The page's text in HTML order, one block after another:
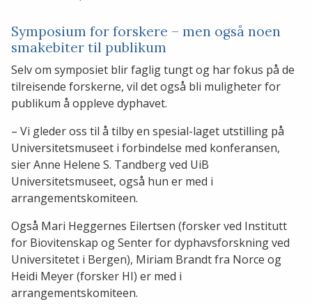
Symposium for forskere – men også noen
smakebiter til publikum
Selv om symposiet blir faglig tungt og har fokus på de
tilreisende forskerne, vil det også bli muligheter for
publikum å oppleve dyphavet.
– Vi gleder oss til å tilby en spesial-laget utstilling på
Universitetsmuseet i forbindelse med konferansen,
sier Anne Helene S. Tandberg ved UiB
Universitetsmuseet, også hun er med i
arrangementskomiteen.
Også Mari Heggernes Eilertsen (forsker ved Institutt
for Biovitenskap og Senter for dyphavsforskning ved
Universitetet i Bergen), Miriam Brandt fra Norce og
Heidi Meyer (forsker HI) er med i
arrangementskomiteen.